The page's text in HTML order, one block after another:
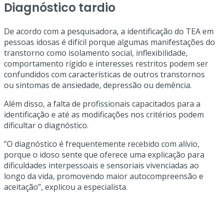
Diagnóstico tardio
De acordo com a pesquisadora, a identificação do TEA em
pessoas idosas é difícil porque algumas manifestações do
transtorno como isolamento social, inflexibilidade,
comportamento rígido e interesses restritos podem ser
confundidos com características de outros transtornos
ou sintomas de ansiedade, depressão ou demência.
Além disso, a falta de profissionais capacitados para a
identificação e até as modificações nos critérios podem
dificultar o diagnóstico.
“O diagnóstico é frequentemente recebido com alívio,
porque o idoso sente que oferece uma explicação para
dificuldades interpessoais e sensoriais vivenciadas ao
longo da vida, promovendo maior autocompreensão e
aceitação”, explicou a especialista.